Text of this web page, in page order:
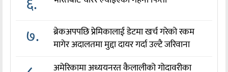
७.
ब्रेकअपपछि प्रेमिकालाई डेटमा खर्च गरेको रकम
मागेर अदालतमा मुद्दा दायर गर्दा उल्टै जरिवाना
अमेरिकामा अध्ययनरत कैलालीको गोदावरीका